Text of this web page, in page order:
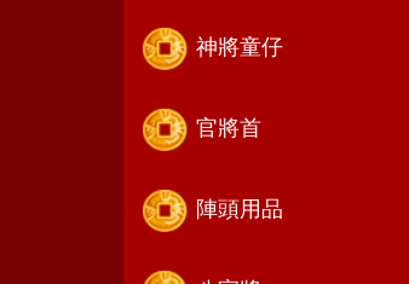
神將童仔
官將首
陣頭用品